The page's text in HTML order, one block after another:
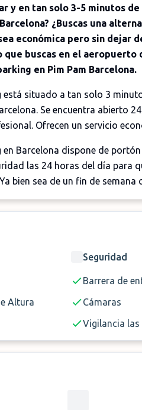
y en tan solo 3-5 minutos
¿Buscas una
económica pero sin dejar
que buscas en el aeropuerto
en Pim Pam Barcelona.
está situado a tan solo 3
Se encuentra abierto
Ofrecen un servicio
en Barcelona dispone de
las 24 horas del día para
bien sea de un fin de
3
Altura
Seguridad
Barrera de
Cámaras
Vigilancia las